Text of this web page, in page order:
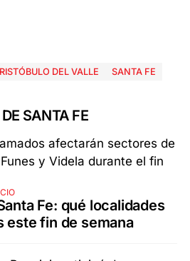
DEL VALLE SANTA FE
SANTA FE
Fe: qué localidades
este fin de semana